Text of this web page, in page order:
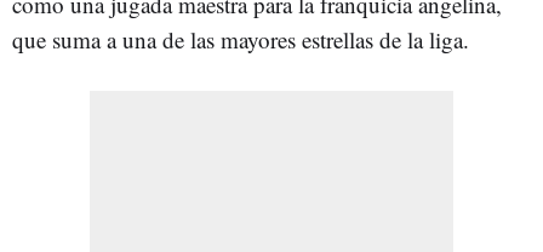
que suma a una de las mayores estrellas de la liga.